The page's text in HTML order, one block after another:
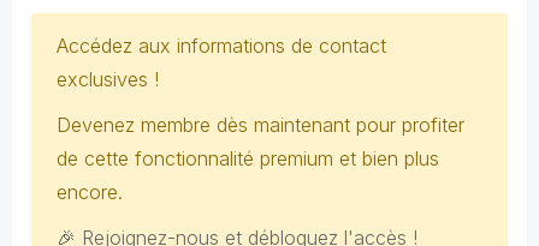
Accédez aux informations de contact
exclusives !
Devenez membre dès maintenant pour profiter
de cette fonctionnalité premium et bien plus
encore.
🎉 Rejoignez-nous et débloquez l'accès !